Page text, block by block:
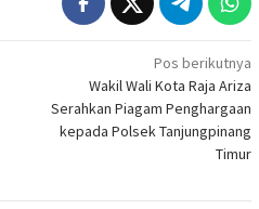
Pos berikutnya
Wakil Wali Kota Raja Ariza
Serahkan Piagam Penghargaan
kepada Polsek Tanjungpinang
Timur